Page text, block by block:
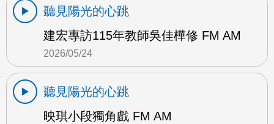
聽見陽光的心跳
建宏專訪115年教師吳佳樺修 FM AM
2026/05/24
聽見陽光的心跳
映琪小段獨角戲 FM AM